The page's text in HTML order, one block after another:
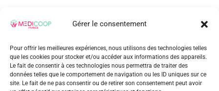
Gérer le consentement
Pour offrir les meilleures expériences, nous utilisons des technologies telles
que les cookies pour stocker et/ou accéder aux informations des appareils.
Le fait de consentir à ces technologies nous permettra de traiter des
données telles que le comportement de navigation ou les ID uniques sur ce
site. Le fait de ne pas consentir ou de retirer son consentement peut avoir
MEDICOOP
Share This Story, Choose Your
FacebookTwitterRedditLinkedInWhatsApp
TumblrPinterest
Vk Xing Email